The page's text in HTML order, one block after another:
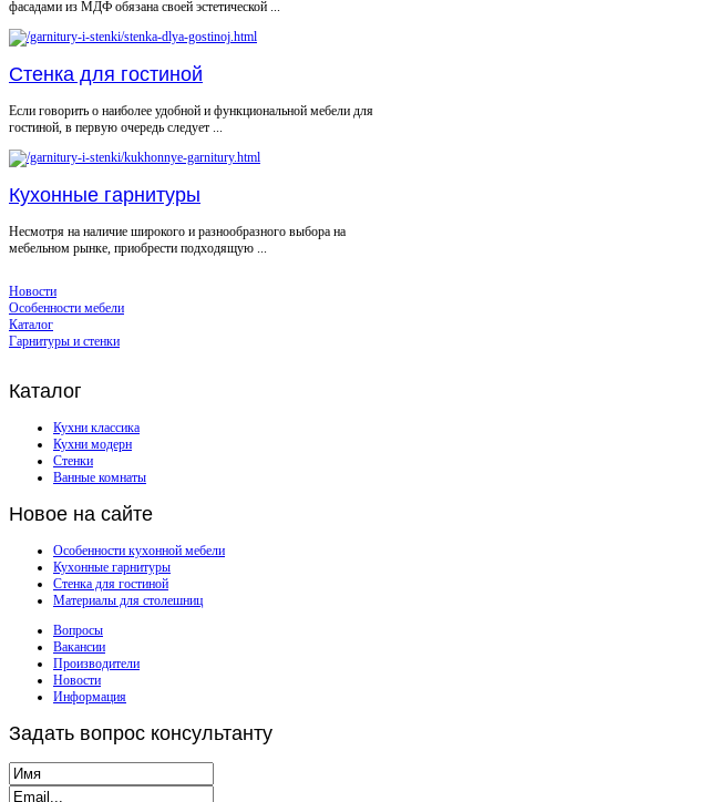
фасадами из МДФ обязана своей эстетической ...
Стенка для гостиной
Если говорить о наиболее удобной и функциональной мебели для
гостиной, в первую очередь следует ...
Кухонные гарнитуры
Несмотря на наличие широкого и разнообразного выбора на
мебельном рынке, приобрести подходящую ...
Новости
Особенности мебели
Каталог
Гарнитуры и стенки
Каталог
Кухни классика
Кухни модерн
Стенки
Ванные комнаты
Новое на сайте
Особенности кухонной мебели
Кухонные гарнитуры
Стенка для гостиной
Материалы для столешниц
Вопросы
Вакансии
Производители
Новости
Информация
Задать вопрос консультанту